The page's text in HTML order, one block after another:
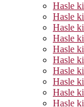
Hasle
Hasle
Hasle
Hasle
Hasle
Hasle
Hasle
Hasle
Hasle
Hasle